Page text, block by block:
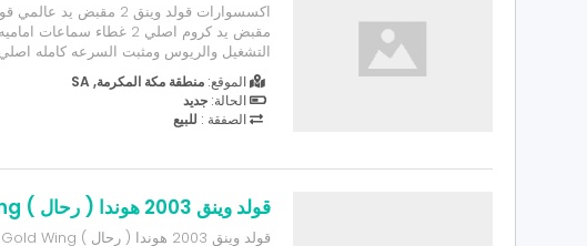
مقبض يد كروم اصلي 2 غطاء
قير الكتروني هوندا طقم جلود غطاء مرايات
الموقع: منطقة مكة المكرمة, SA
الحالة: جديد
الصفقة : للبيع
قولد وينق 2003 هوندا ( رحال ) Gold Wing